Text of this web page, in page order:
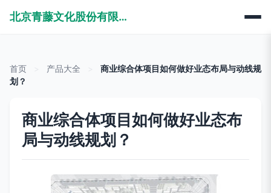
北京青藤文化股份有限公司
首页 产品大全
商业综合体项目如何做好业态布局与动线规
划？
商业综合体项目如何做好业态布
局与动线规划？